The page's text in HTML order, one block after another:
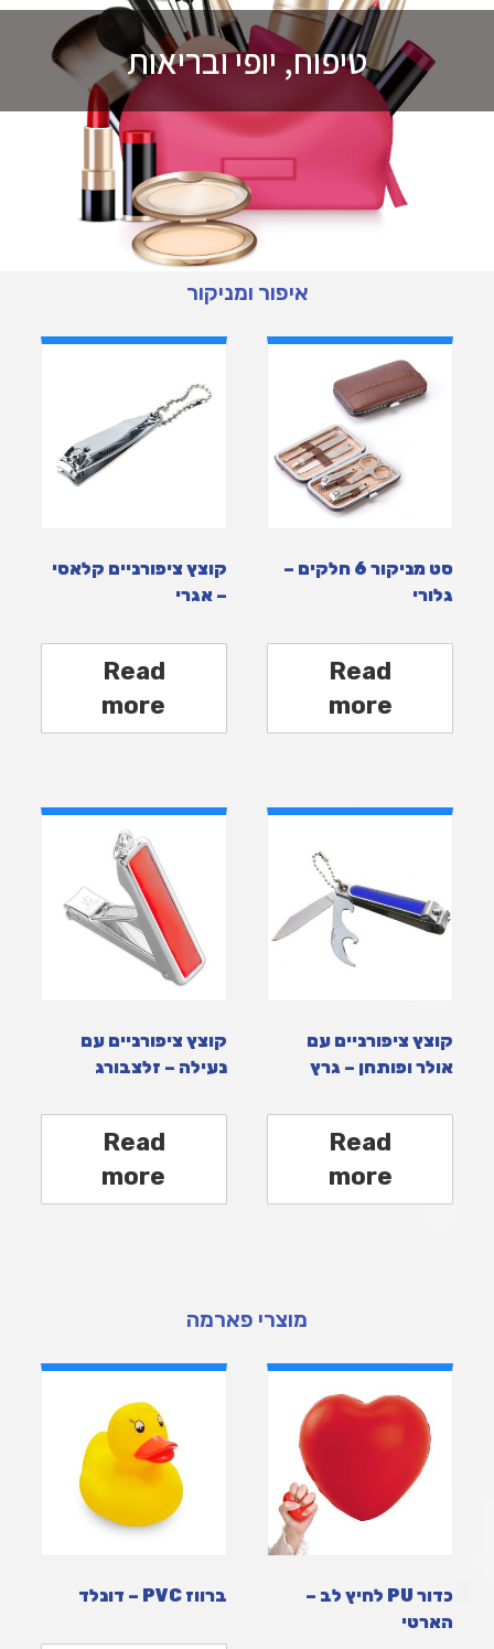
טיפוח, יופי ובריאות
איפור ומניקור
סט מניקור 6 חלקים –
גלורי
Read
more
קוצץ ציפורניים קלאסי
– אגרי
Read
more
קוצץ ציפורניים עם
אולר ופותחן – גרץ
Read
more
קוצץ ציפורניים עם
נעילה – זלצבורג
Read
more
מוצרי פארמה
כדור PU לחיץ לב –
הארטי
ברווז PVC – דונלד